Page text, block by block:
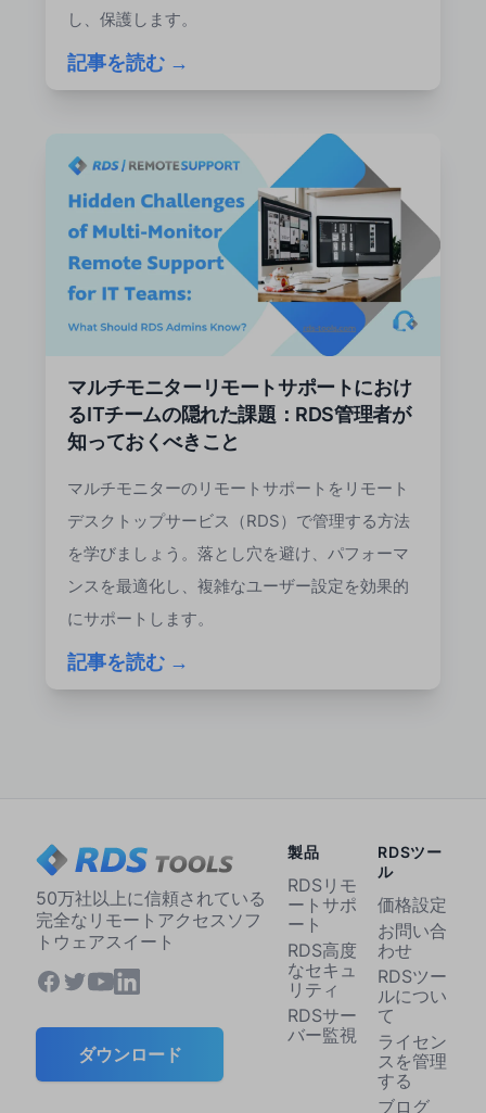
し、保護します。
記事を読む →
マルチモニターリモートサポートにおけ
るITチームの隠れた課題：RDS管理者が
知っておくべきこと
マルチモニターのリモートサポートをリモート
デスクトップサービス（RDS）で管理する方法
を学びましょう。落とし穴を避け、パフォーマ
ンスを最適化し、複雑なユーザー設定を効果的
にサポートします。
記事を読む →
50万社以上に信頼されている
完全なリモートアクセスソフ
トウェアスイート
ダウンロード
製品
RDSリモ
ートサポ
ート
RDS高度
なセキュ
リティ
RDSサー
バー監視
RDSツー
ル
価格設定
お問い合
わせ
RDSツー
ルについ
て
ライセン
スを管理
する
ブログ